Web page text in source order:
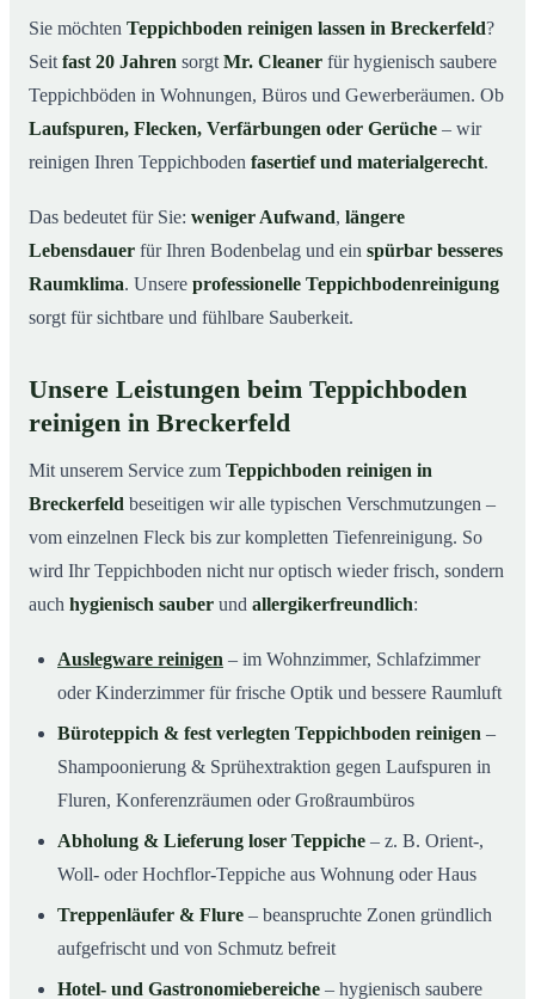
Warum Teppichboden reinigen mit Mr. Cleaner in
Breckerfeld?
So funktioniert’s
So reinigen unsere Profis Teppichböden in Breckerfeld
Sie möchten Teppichboden reinigen lassen in Breckerfeld?
Seit fast 20 Jahren sorgt Mr. Cleaner für hygienisch saubere
Teppichböden in Wohnungen, Büros und Gewerberäumen. Ob
Laufspuren, Flecken, Verfärbungen oder Gerüche – wir
reinigen Ihren Teppichboden fasertief und materialgerecht.
Das bedeutet für Sie: weniger Aufwand, längere
Lebensdauer für Ihren Bodenbelag und ein spürbar besseres
Raumklima. Unsere professionelle Teppichbodenreinigung
sorgt für sichtbare und fühlbare Sauberkeit.
Unsere Leistungen beim Teppichboden
reinigen in Breckerfeld
Mit unserem Service zum Teppichboden reinigen in
Breckerfeld beseitigen wir alle typischen Verschmutzungen –
vom einzelnen Fleck bis zur kompletten Tiefenreinigung. So
wird Ihr Teppichboden nicht nur optisch wieder frisch, sondern
auch hygienisch sauber und allergikerfreundlich:
Auslegware reinigen – im Wohnzimmer, Schlafzimmer
oder Kinderzimmer für frische Optik und bessere Raumluft
Büroteppich & fest verlegten Teppichboden reinigen –
Shampoonierung & Sprühextraktion gegen Laufspuren in
Fluren, Konferenzräumen oder Großraumbüros
Abholung & Lieferung loser Teppiche – z. B. Orient-,
Woll- oder Hochflor-Teppiche aus Wohnung oder Haus
Treppenläufer & Flure – beanspruchte Zonen gründlich
aufgefrischt und von Schmutz befreit
Hotel- und Gastronomiebereiche – hygienisch saubere